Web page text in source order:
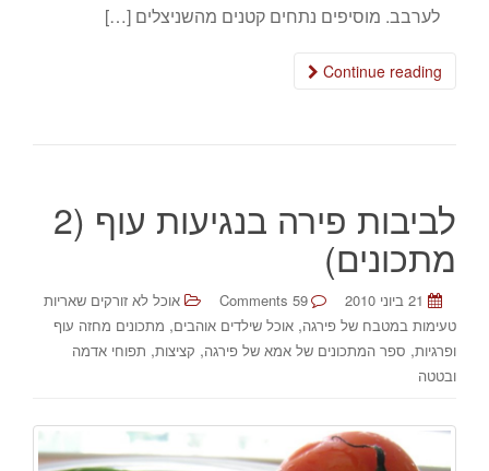
לערבב. מוסיפים נתחים קטנים מהשניצלים […]
Continue reading
לביבות פירה בנגיעות עוף (2
מתכונים)
21 ביוני 2010 59 Comments
אוכל לא זורקים שאריות
טעימות במטבח של פירגה, אוכל שילדים אוהבים, מתכונים מחזה עוף
ופרגיות, ספר המתכונים של אמא של פירגה, קציצות, תפוחי אדמה
ובטטה